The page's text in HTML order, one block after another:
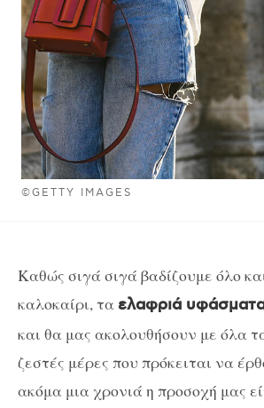
©GETTY IMAGES
Καθώς σιγά σιγά βαδίζουμε όλο
καλοκαίρι, τα ελαφριά
και θα μας ακολουθήσουν με όλα
ζεστές μέρες που πρόκειται να
ακόμα μια χρονιά η προσοχή μας